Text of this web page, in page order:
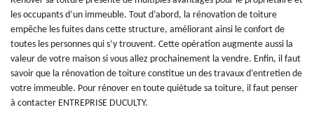
les occupants d’un immeuble. Tout d’abord, la rénovation de toiture
empêche les fuites dans cette structure, améliorant ainsi le confort de
toutes les personnes qui s’y trouvent. Cette opération augmente aussi la
valeur de votre maison si vous allez prochainement la vendre. Enfin, il faut
savoir que la rénovation de toiture constitue un des travaux d’entretien de
votre immeuble. Pour rénover en toute quiétude sa toiture, il faut penser
à contacter ENTREPRISE DUCULTY.